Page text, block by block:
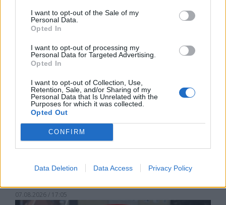
I want to opt-out of the Sale of my
Personal Data.
Opted In
I want to opt-out of processing my
Personal Data for Targeted Advertising.
Opted In
I want to opt-out of Collection, Use,
Retention, Sale, and/or Sharing of my
Personal Data that Is Unrelated with the
Purposes for which it was collected.
Opted Out
CONFIRM
Data Deletion Data Access Privacy Policy
07.08.2026 / 18:00
Русия започна да внася петролни
07.08.2026 / 17:05